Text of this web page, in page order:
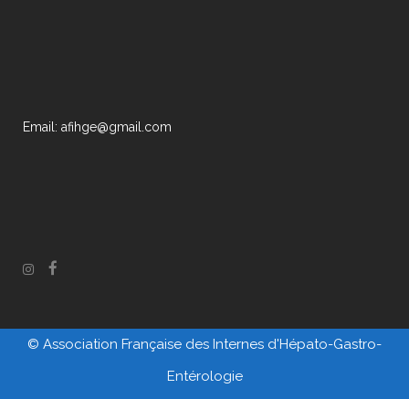
Email: afihge@gmail.com
© Association Française des Internes d'Hépato-Gastro-
Entérologie